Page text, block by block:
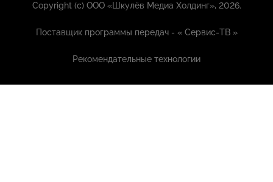
Copyright (с) ООО «Шкулёв Медиа Холдинг», 2026.
Поставщик программы передач - «Сервис-ТВ »
Рекомендательные технологии